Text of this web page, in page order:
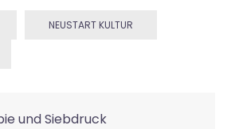
NEUSTART KULTUR
und Siebdruck